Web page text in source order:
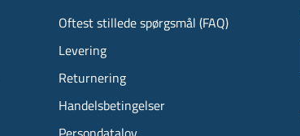
Oftest stillede spørgsmål (FAQ)
Levering
Returnering
Handelsbetingelser